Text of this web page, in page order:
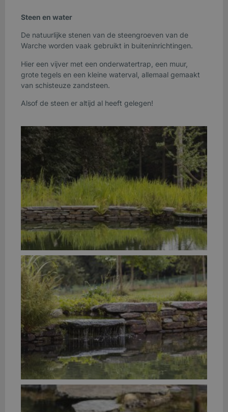
Steen en water
De natuurlijke stenen van de steengroeven van de
Warche worden vaak gebruikt in buiteninrichtingen.
Hier een vijver met een onderwatertrap, een muur,
grote tegels en een kleine waterval, allemaal gemaakt
van schisteuze zandsteen.
Alsof de steen er altijd al heeft gelegen!